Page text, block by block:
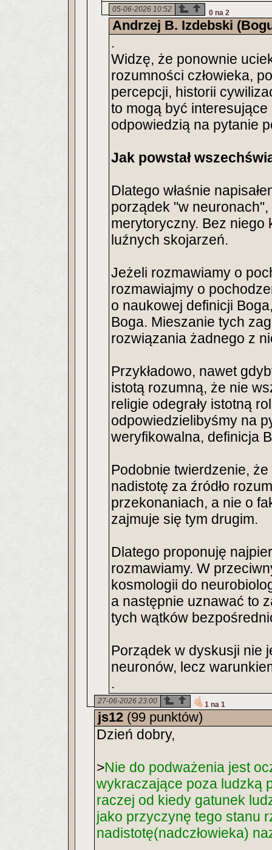
05-06-2026 10:52 0 na 2
Andrzej B. Izdebski
.
Widzę, że ponownie
rozumności człowieka,
percepcji, historii
to mogą być
odpowiedzią na pytanie
Jak powstał
Dlatego właśnie
porządek "w
merytoryczny. Bez
luźnych skojarzeń.
Jeżeli rozmawiamy o
rozmawiajmy o
o naukowej definicji
Boga. Mieszanie tych
rozwiązania żadnego z
Przykładowo, nawet
istotą rozumną, że nie
religie odegrały istotną
odpowiedzielibyśmy na
weryfikowalna, definicja
Podobnie twierdzenie,
nadistotę za źródło
przekonaniach, a nie o
zajmuje się tym drugim.
Dlatego proponuję
rozmawiamy. W
kosmologii do
a następnie uznawać to
tych wątków
Porządek w dyskusji nie
neuronów, lecz
.
27-06-2026 23:00 1 na 1
js12 (99 punktów)
Dzień dobry,
>Nie do podważenia jest
wykraczające poza ludzką
raczej od kiedy gatunek
jako przyczynę tego stanu
nadistotę(nadczłowieka)